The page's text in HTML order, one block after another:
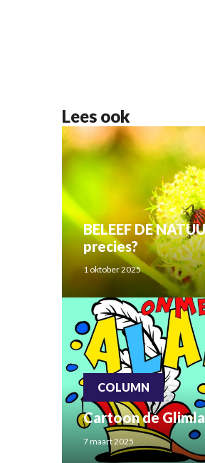
Lees ook
BELEEF DE
precies?
1 oktober 2025
COLUMN
Cartoon de
7 maart 2025